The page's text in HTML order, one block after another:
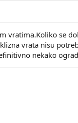
vratima.Koliko se
vrata nisu
nekako